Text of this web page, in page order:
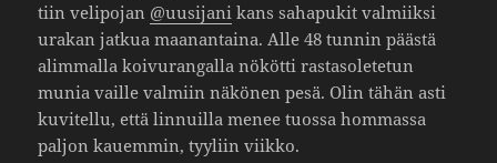
tiin veli­pojan @uusijani kans saha­pukit valmiiksi
urakan jatkua maanan­taina. Alle 48 tunnin päästä
alim­malla koivu­ran­galla nökötti rasta­so­le­tetun
munia vaille valmiin näkönen pesä. Olin tähän asti
kuvi­tellu, että linnuilla menee tuossa hommassa
paljon kauemmin, tyyliin viikko.